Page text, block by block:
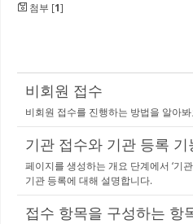
첨부 [1]
비회원 접수
비회원 접수를 진행하는 방법을 알아
기관 접수와 기관 등록 기
페이지를 생성하는 개요 단계에서 ‘기
기관 등록에 대해 설명합니다.
접수 항목을 구성하는 항